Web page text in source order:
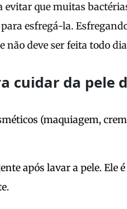
evitar que muitas
esfregá-la.
não deve ser feita todo
cuidar da pele
(maquiagem,
após lavar a pele.